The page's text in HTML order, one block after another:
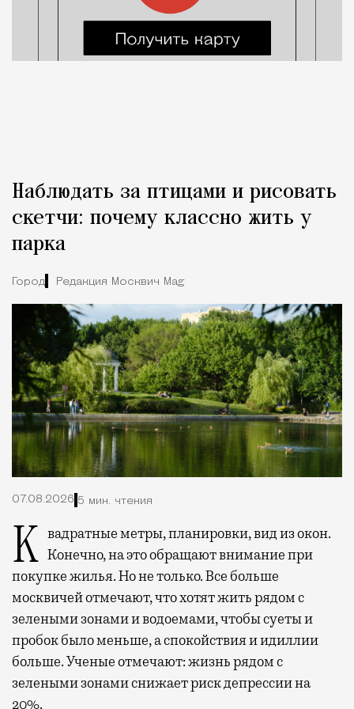
Наблюдать за птицами и рисовать
скетчи: почему классно жить у
парка
Город Редакция Москвич Mag
07.08.2026 5 мин. чтения
Квадратные метры, планировки, вид из окон. Конечно, на это обращают внимание при
покупке жилья. Но не только. Все больше
москвичей отмечают, что хотят жить рядом с
зелеными зонами и водоемами, чтобы суеты и
пробок было меньше, а спокойствия и идиллии
больше. Ученые отмечают: жизнь рядом с
зелеными зонами снижает риск депрессии на
20%.